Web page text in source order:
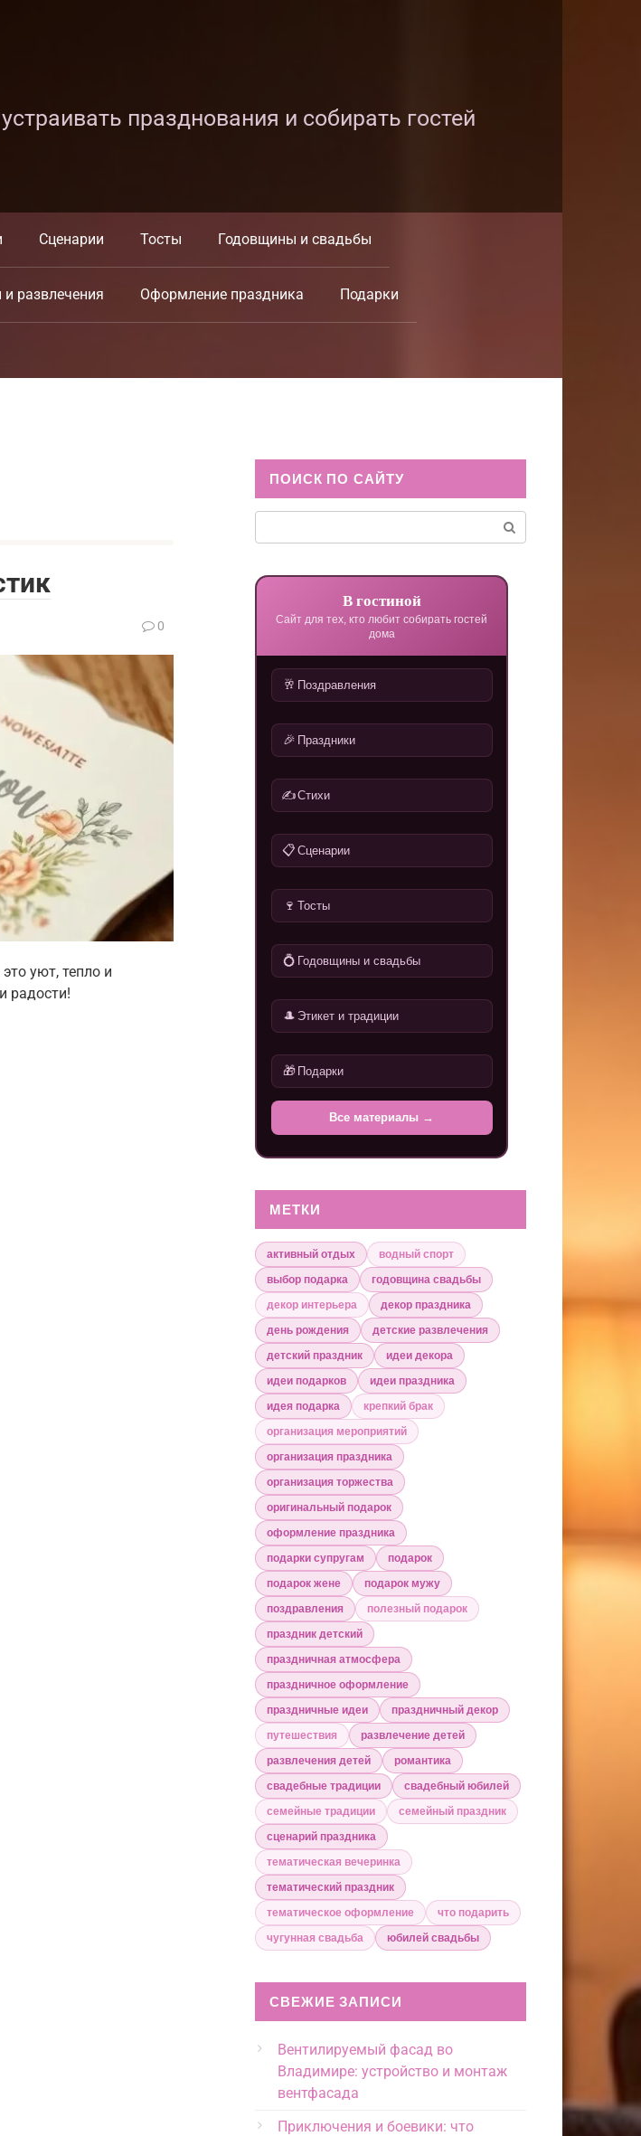
празднования и собирать гостей
Сценарии Тосты Годовщины и свадьбы
развлечения Оформление праздника Подарки
0
уют, тепло и
радости!
ПОИСК ПО САЙТУ
В гостиной
Сайт для тех, кто любит собирать гостей
дома
🥂 Поздравления
🎉 Праздники
✍️Стихи
📋 Сценарии
🍷 Тосты
💍 Годовщины и свадьбы
🎩 Этикет и традиции
🎁 Подарки
Все материалы →
МЕТКИ
активный отдых
водный спорт
выбор подарка
годовщина свадьбы
декор интерьера
декор праздника
день рождения
детские развлечения
детский праздник
идеи декора
идеи подарков
идеи праздника
идея подарка
крепкий брак
организация мероприятий
организация праздника
организация торжества
оригинальный подарок
оформление праздника
подарки супругам
подарок
подарок жене
подарок мужу
поздравления
полезный подарок
праздник детский
праздничная атмосфера
праздничное оформление
праздничные идеи
праздничный декор
путешествия
развлечение детей
развлечения детей
романтика
свадебные традиции
свадебный юбилей
семейные традиции
семейный праздник
сценарий праздника
тематическая вечеринка
тематический праздник
тематическое оформление
что подарить
чугунная свадьба
юбилей свадьбы
СВЕЖИЕ ЗАПИСИ
Вентилируемый фасад во
Владимире: устройство и монтаж
вентфасада
Приключения и боевики: что